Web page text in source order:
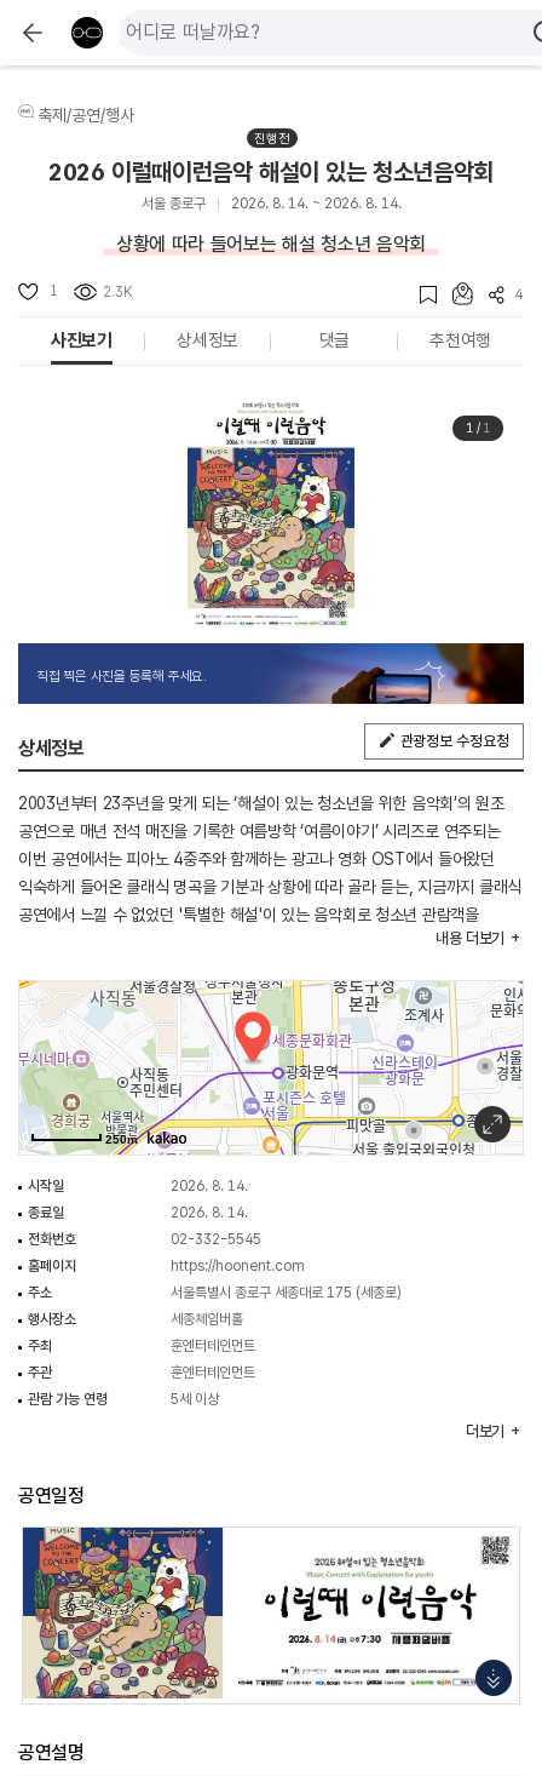
축제/공연/행사
진행전
2026 이럴때이런음악 해설이 있는 청소년음악회
서울 종로구 2026. 8. 14. ~ 2026. 8. 14.
상황에 따라 들어보는 해설 청소년 음악회
1 2.3K 4
사진보기 상세정보 댓글 추천여행
1/ 1
직접 찍은 사진을 등록해 주세요.
상세정보 관광정보 수정요청
2003년부터 23주년을 맞게 되는 ‘해설이 있는 청소년을 위한 음악회’의 원조
공연으로 매년 전석 매진을 기록한 여름방학 ‘여름이야기’ 시리즈로 연주되는
이번 공연에서는 피아노 4중주와 함께하는 광고나 영화 OST에서 들어왔던
익숙하게 들어온 클래식 명곡을 기분과 상황에 따라 골라 듣는, 지금까지 클래식
공연에서 느낄 수 없었던 '특별한 해설'이 있는 음악회로 청소년 관람객을
[행사내용]
- 주요 프로그램 : 클래식 공연
[출연]
내용 더보기
250m
시작일
2026. 8. 14.
종료일
2026. 8. 14.
전화번호
02-332-5545
홈페이지
https://hoonent.com
주소
서울특별시 종로구 세종대로 175 (세종로)
행사장소
세종체임버홀
주최
훈엔터테인먼트
주관
훈엔터테인먼트
관람 가능 연령
5세 이상
더보기
공연일정
공연설명